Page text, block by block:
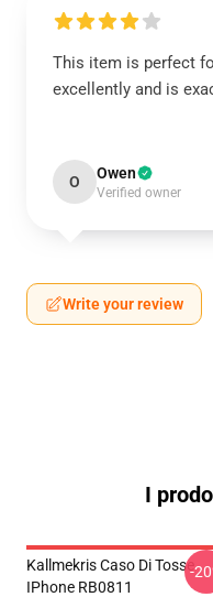
This item is perfect
excellently and is
O Owen
Verified owner
Write your review
I
Kallmekris Caso Di Tosse
IPhone RB0811
-